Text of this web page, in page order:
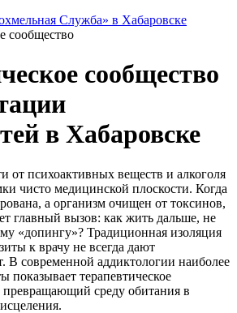
Служба» в Хабаровске
сообщество
сообщество
в Хабаровске
от психоактивных веществ и алкоголя
чисто медицинской плоскости. Когда
а организм очищен от токсинов,
главный вызов: как жить дальше, не
«допингу»? Традиционная изоляция
к врачу не всегда дают
В современной аддиктологии наиболее
показывает терапевтическое
среду обитания в